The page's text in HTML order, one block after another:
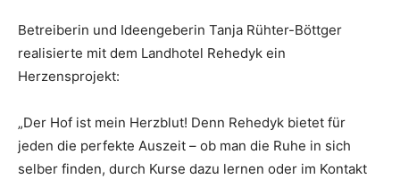
Betreiberin und Ideengeberin Tanja Rühter-Böttger
realisierte mit dem Landhotel Rehedyk ein
Herzensprojekt:
„Der Hof ist mein Herzblut! Denn Rehedyk bietet für
jeden die perfekte Auszeit – ob man die Ruhe in sich
selber finden, durch Kurse dazu lernen oder im Kontakt